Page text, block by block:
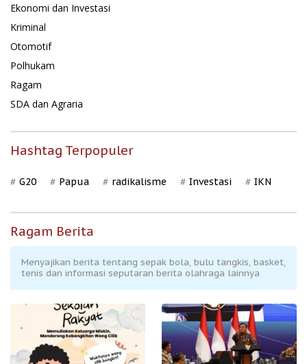
Ekonomi dan Investasi
Kriminal
Otomotif
Polhukam
Ragam
SDA dan Agraria
Hashtag Terpopuler
G20 Papua radikalisme Investasi IKN
Ragam Berita
Menyajikan berita tentang sepak bola, bulu tangkis, basket,
tenis dan informasi seputaran berita olahraga lainnya